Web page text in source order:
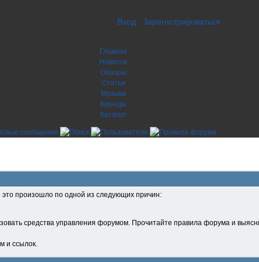
Вход Зарегистрироваться
Главная
Новости
Обзоры
Статьи
Музыка
Бренды
Каталог
произошло по одной из следующих причин:
средства управления форумом. Прочитайте правила форума и
и ссылок.